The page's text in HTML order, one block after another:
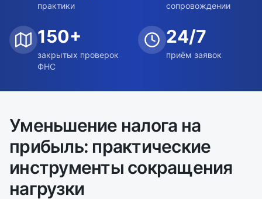
практики
сопровождении
150+
закрытых проверок
ФНС
24/7
приём заявок
Уменьшение налога на
прибыль: практические
инструменты сокращения
нагрузки